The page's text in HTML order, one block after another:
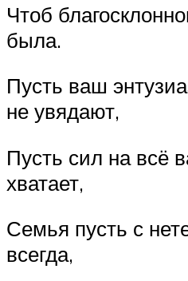
Чтоб
была.
Пусть ваш
не увядают,
Пусть сил на всё
хватает,
Семья пусть с
всегда,